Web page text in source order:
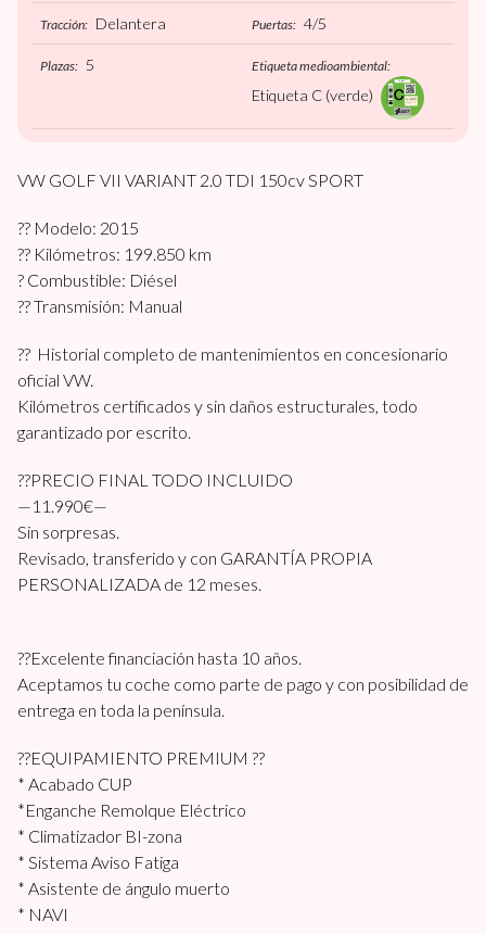
Tracción: Delantera Puertas: 4/5
Plazas: 5 Etiqueta medioambiental:
Etiqueta C (verde)
VW GOLF VII VARIANT 2.0 TDI 150cv SPORT
?? Modelo: 2015
?? Kilómetros: 199.850 km
? Combustible: Diésel
?? Transmisión: Manual
?? Historial completo de mantenimientos en concesionario
oficial VW.
Kilómetros certificados y sin daños estructurales, todo
garantizado por escrito.
??PRECIO FINAL TODO INCLUIDO
—11.990€—
Sin sorpresas.
Revisado, transferido y con GARANTÍA PROPIA
PERSONALIZADA de 12 meses.
??Excelente financiación hasta 10 años.
Aceptamos tu coche como parte de pago y con posibilidad de
entrega en toda la península.
??EQUIPAMIENTO PREMIUM ??
* Acabado CUP
*Enganche Remolque Eléctrico
* Climatizador BI-zona
* Sistema Aviso Fatiga
* Asistente de ángulo muerto
* NAVI